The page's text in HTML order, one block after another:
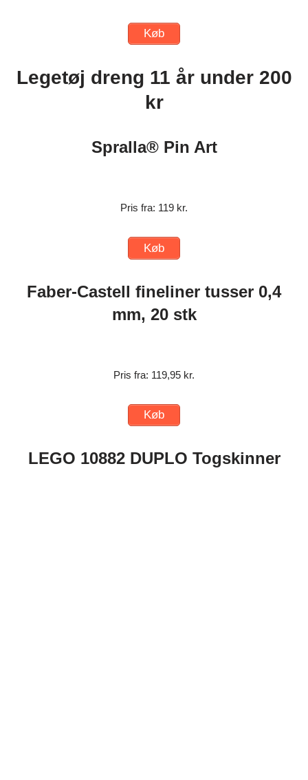
Køb
Legetøj dreng 11 år under 200
kr
Spralla® Pin Art
Pris fra: 119 kr.
Køb
Faber-Castell fineliner tusser 0,4
mm, 20 stk
Pris fra: 119,95 kr.
Køb
LEGO 10882 DUPLO Togskinner